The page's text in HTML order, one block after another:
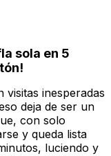
sola en 5
visitas inesperadas
deja de ser un
con solo
y queda lista
luciendo y